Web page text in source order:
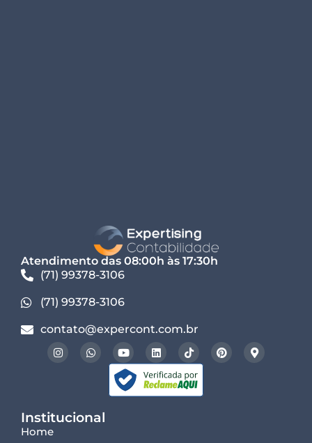
Atendimento das 08:00h às 17:30h
(71) 99378-3106
(71) 99378-3106
contato@expercont.com.br
Institucional
Home